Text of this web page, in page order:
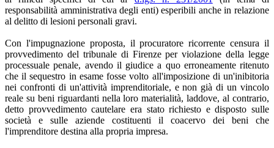
responsabilità amministrativa degli enti) esperibili anche in relazione
al delitto di lesioni personali gravi.
Con l'impugnazione proposta, il procuratore ricorrente censura il
provvedimento del tribunale di Firenze per violazione della legge
processuale penale, avendo il giudice a quo erroneamente ritenuto
che il sequestro in esame fosse volto all'imposizione di un'inibitoria
nei confronti di un'attività imprenditoriale, e non già di un vincolo
reale su beni riguardanti nella loro materialità, laddove, al contrario,
detto provvedimento cautelare era stato richiesto e disposto sulle
società e sulle aziende costituenti il coacervo dei beni che
l'imprenditore destina alla propria impresa.